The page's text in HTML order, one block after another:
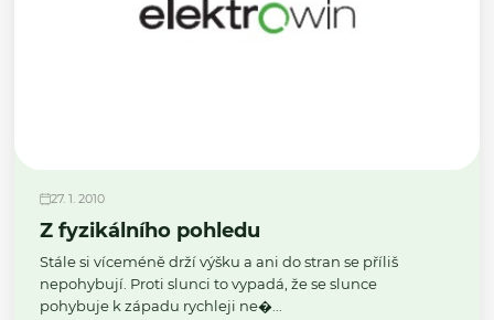
27. 1. 2010
Z fyzikálního pohledu
Stále si víceméně drží výšku a ani do stran se příliš
nepohybují. Proti slunci to vypadá, že se slunce
pohybuje k západu rychleji ne�...